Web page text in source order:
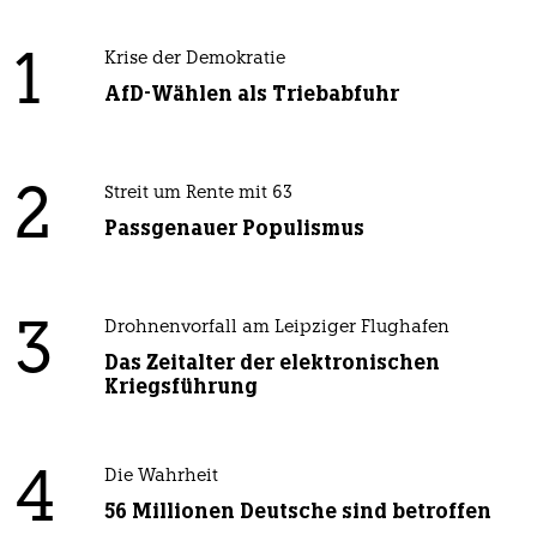
1 Krise der Demokratie
AfD-Wählen als Triebabfuhr
2 Streit um Rente mit 63
Passgenauer Populismus
3 Drohnenvorfall am Leipziger Flughafen
Das Zeitalter der elektronischen
Kriegsführung
4 Die Wahrheit
56 Millionen Deutsche sind betroffen